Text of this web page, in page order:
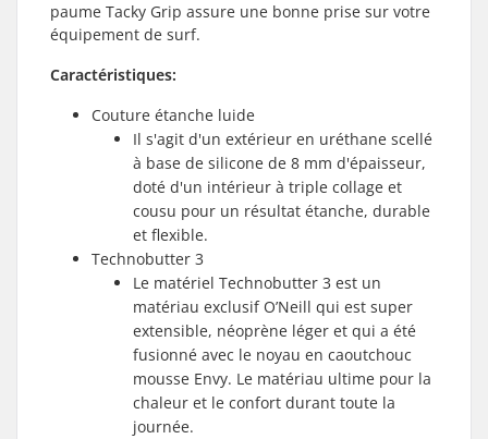
paume Tacky Grip assure une bonne prise sur votre
équipement de surf.
Caractéristiques:
Couture étanche luide
Il s'agit d'un extérieur en uréthane scellé
à base de silicone de 8 mm d'épaisseur,
doté d'un intérieur à triple collage et
cousu pour un résultat étanche, durable
et flexible.
Technobutter 3
Le matériel Technobutter 3 est un
matériau exclusif O’Neill qui est super
extensible, néoprène léger et qui a été
fusionné avec le noyau en caoutchouc
mousse Envy. Le matériau ultime pour la
chaleur et le confort durant toute la
journée.